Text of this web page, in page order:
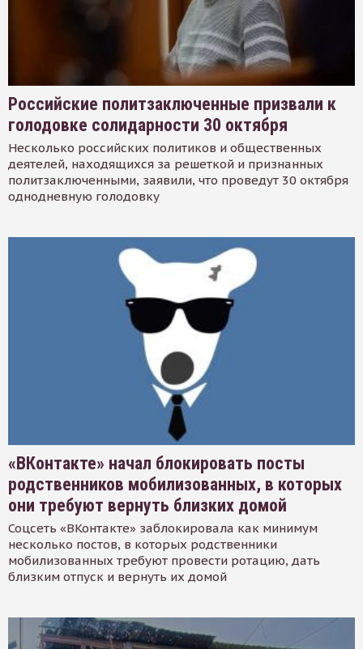
Российские политзаключенные призвали к
голодовке солидарности 30 октября
Несколько российских политиков и общественных
деятелей, находящихся за решеткой и признанных
политзаключенными, заявили, что проведут 30 октября
однодневную голодовку
«ВКонтакте» начал блокировать посты
родственников мобилизованных, в которых
они требуют вернуть близких домой
Соцсеть «ВКонтакте» заблокировала как минимум
несколько постов, в которых родственники
мобилизованных требуют провести ротацию, дать
близким отпуск и вернуть их домой